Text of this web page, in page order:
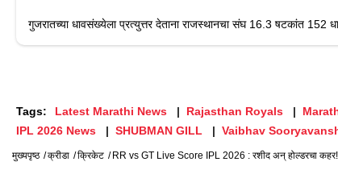
गुजरातच्या धावसंख्येला प्रत्युत्तर देताना राजस्थानचा संघ 16.3 षटकांत 152
Tags: Latest Marathi News Rajasthan Royals
IPL 2026 News
SHUBMAN GILL Vaibhav
मुख्यपृष्ठ क्रीडा क्रिकेट RR vs GT Live Score IPL 2026 : रशीद अन् होल्डरचा कहर!